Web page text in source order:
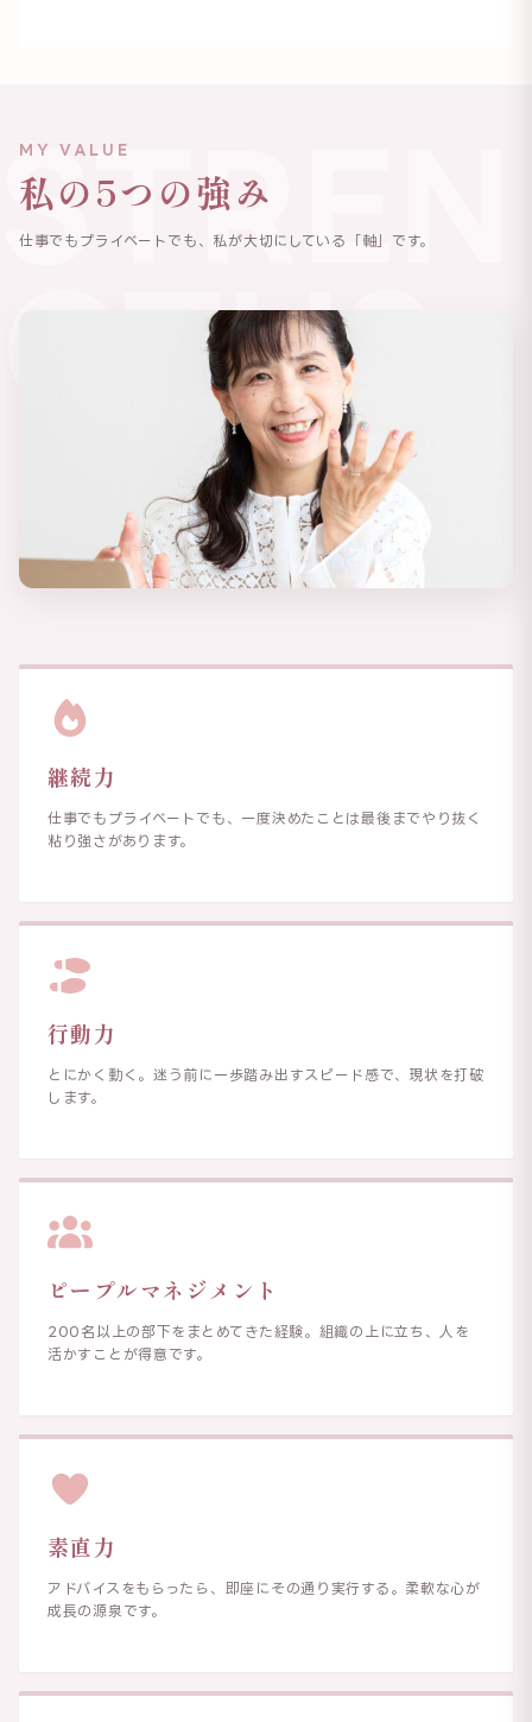
STREN
GTHS
MY VALUE
私の5つの強み
仕事でもプライベートでも、私が大切にしている「軸」です。
継続力
仕事でもプライベートでも、一度決めたことは最後までやり抜く
粘り強さがあります。
行動力
とにかく動く。迷う前に一歩踏み出すスピード感で、現状を打破
します。
ピープルマネジメント
200名以上の部下をまとめてきた経験。組織の上に立ち、人を
活かすことが得意です。
素直力
アドバイスをもらったら、即座にその通り実行する。柔軟な心が
成長の源泉です。